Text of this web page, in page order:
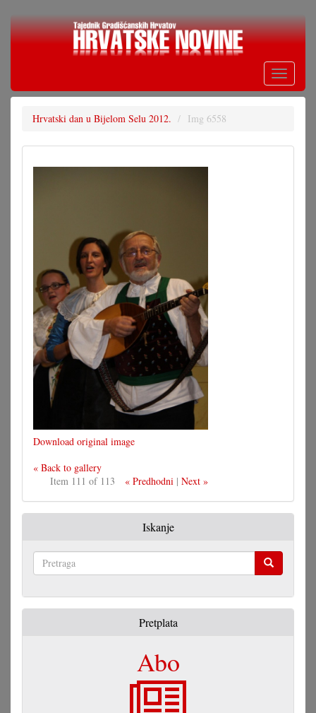
Skoči
Toggle
Hrvatski dan u Bijelom Selu 2012. Img 6558
Download original image
« Back to gallery
Item 111 of 113
« Predhodni | Next »
Iskanje
Pretplata
Abo